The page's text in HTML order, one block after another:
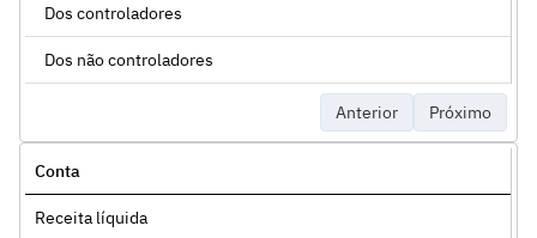
Dos controladores
Dos não controladores
Anterior Próximo
Conta
Receita líquida